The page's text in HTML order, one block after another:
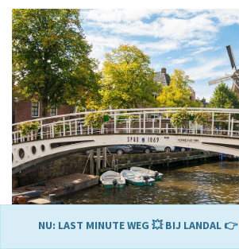
NU: LAST MINUTE WEG 💥 BIJ LANDAL 👉